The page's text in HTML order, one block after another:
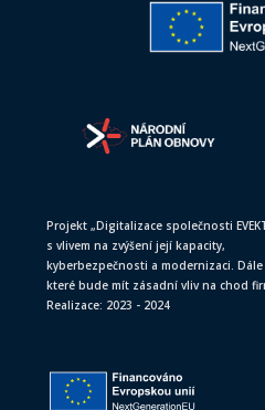
Projekt „Digitalizace společnosti
s vlivem na zvýšení její kapacity,
kyberbezpečnosti a modernizaci.
které bude mít zásadní vliv na chod
Realizace: 2023 - 2024